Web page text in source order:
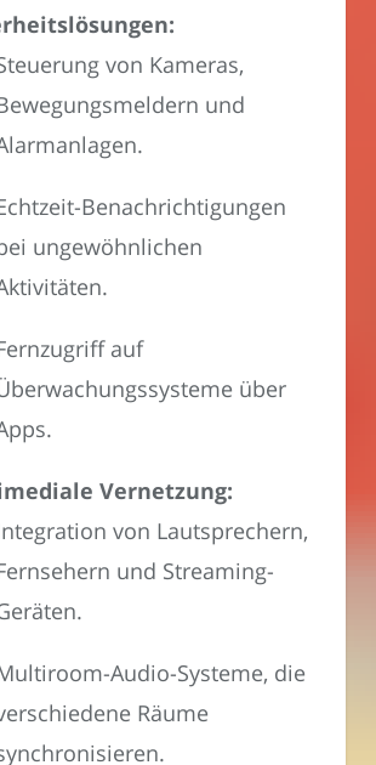
von Kameras,
und
Benachrichtigungen
ungewöhnlichen
auf
über
Vernetzung:
von Lautsprechern,
und Streaming-
Audio-Systeme, die
Räume